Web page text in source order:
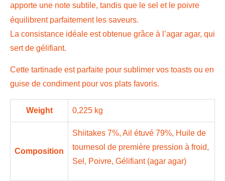
apporte une note subtile, tandis que le sel et le poivre
équilibrent parfaitement les saveurs.
La consistance idéale est obtenue grâce à l’agar agar, qui
sert de gélifiant.
Cette tartinade est parfaite pour sublimer vos toasts ou en
guise de condiment pour vos plats favoris.
Weight 0,225 kg
Composition
Shiitakes 7%, Ail étuvé 79%, Huile de
tournesol de première pression à froid,
Sel, Poivre, Gélifiant (agar agar)